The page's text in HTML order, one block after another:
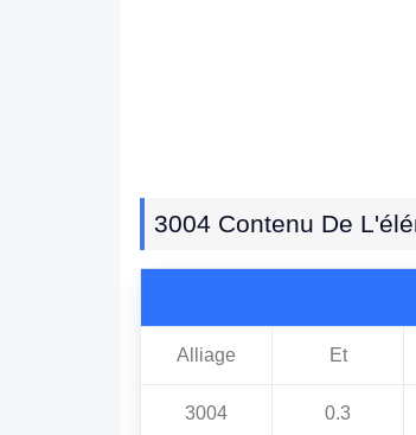
3004 Contenu De
Alliage Et
3004 0.3